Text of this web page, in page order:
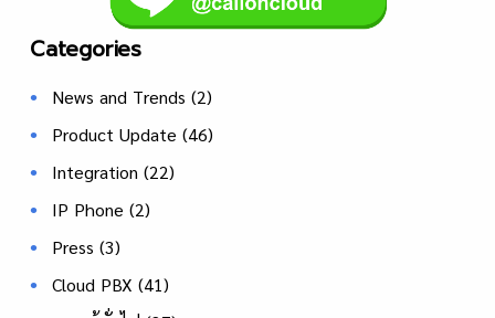
Categories
News and Trends (2)
Product Update (46)
Integration (22)
IP Phone (2)
Press (3)
Cloud PBX (41)